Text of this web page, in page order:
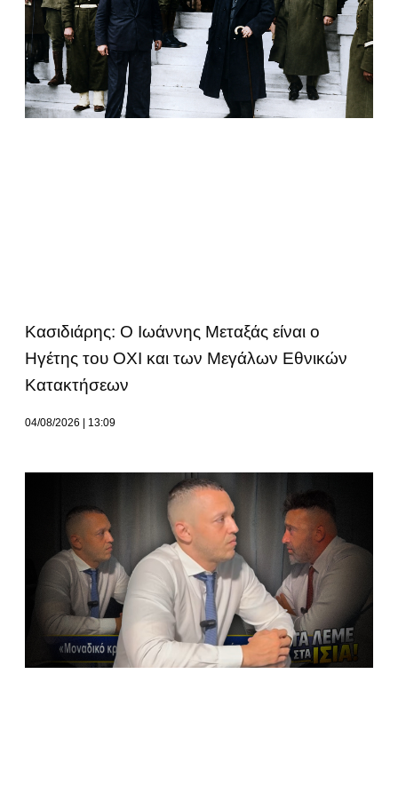
Κασιδιάρης: Ο Ιωάννης Μεταξάς είναι ο
Ηγέτης του ΟΧΙ και των Μεγάλων Εθνικών
Κατακτήσεων
04/08/2026 13:09